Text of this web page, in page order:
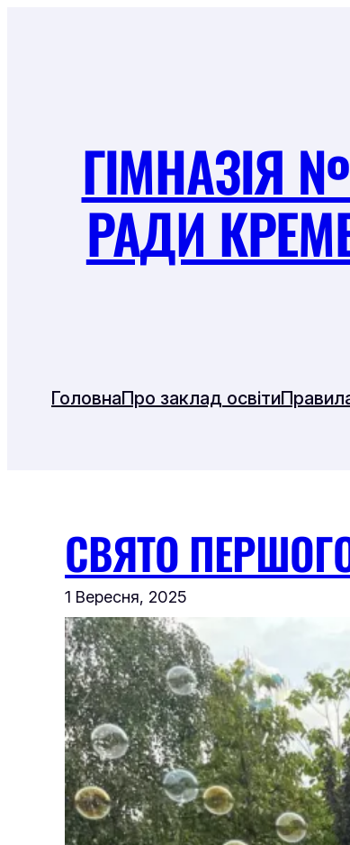
ГІМНАЗІЯ
РАДИ
ГоловнаПро заклад освіти
СВЯТО
1 Вересня, 2025